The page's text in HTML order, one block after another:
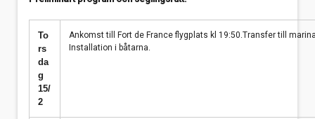
To
rs
da
g
15/
2
Ankomst till Fort de France flygplats kl 19:50.Transfer till
Installation i båtarna.